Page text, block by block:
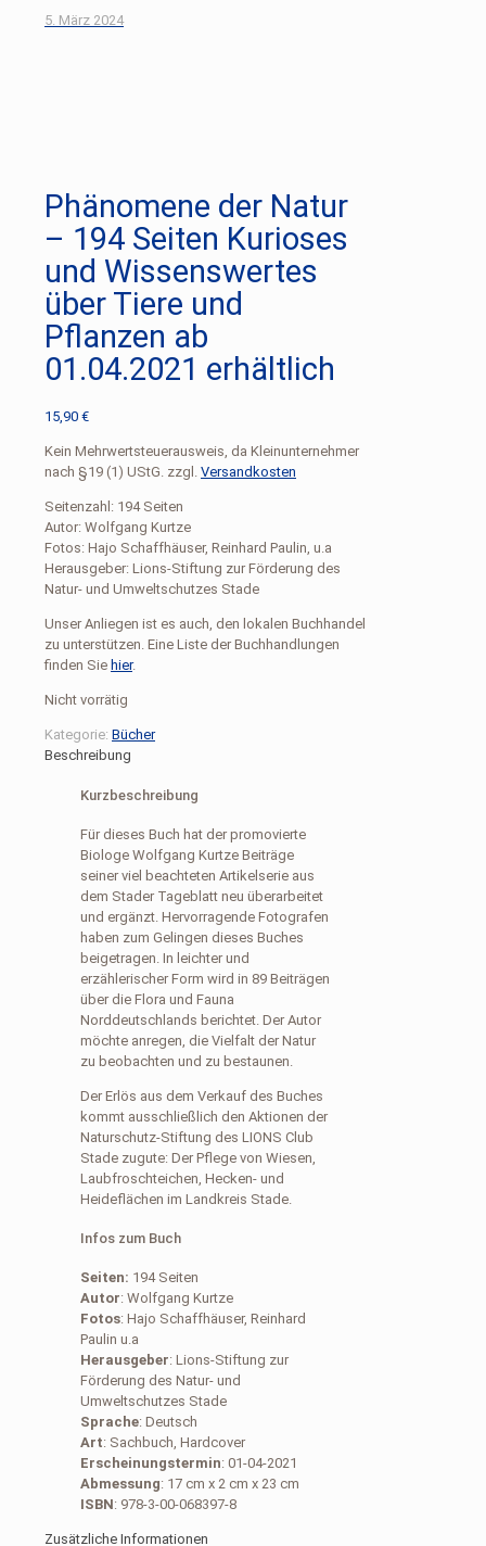
5. März 2024
Phänomene der Natur
– 194 Seiten Kurioses
und Wissenswertes
über Tiere und
Pflanzen ab
01.04.2021 erhältlich
15,90 €
Kein Mehrwertsteuerausweis, da Kleinunternehmer
nach §19 (1) UStG. zzgl. Versandkosten
Seitenzahl: 194 Seiten
Autor: Wolfgang Kurtze
Fotos: Hajo Schaffhäuser, Reinhard Paulin, u.a
Herausgeber: Lions-Stiftung zur Förderung des
Natur- und Umweltschutzes Stade
Unser Anliegen ist es auch, den lokalen Buchhandel
zu unterstützen. Eine Liste der Buchhandlungen
finden Sie hier.
Nicht vorrätig
Kategorie: Bücher
Beschreibung
Kurzbeschreibung
Für dieses Buch hat der promovierte
Biologe Wolfgang Kurtze Beiträge
seiner viel beachteten Artikelserie aus
dem Stader Tageblatt neu überarbeitet
und ergänzt. Hervorragende Fotografen
haben zum Gelingen dieses Buches
beigetragen. In leichter und
erzählerischer Form wird in 89 Beiträgen
über die Flora und Fauna
Norddeutschlands berichtet. Der Autor
möchte anregen, die Vielfalt der Natur
zu beobachten und zu bestaunen.
Der Erlös aus dem Verkauf des Buches
kommt ausschließlich den Aktionen der
Naturschutz-Stiftung des LIONS Club
Stade zugute: Der Pflege von Wiesen,
Laubfroschteichen, Hecken- und
Heideflächen im Landkreis Stade.
Infos zum Buch
Seiten: 194 Seiten
Autor: Wolfgang Kurtze
Fotos: Hajo Schaffhäuser, Reinhard
Paulin u.a
Herausgeber: Lions-Stiftung zur
Förderung des Natur- und
Umweltschutzes Stade
Sprache: Deutsch
Art: Sachbuch, Hardcover
Erscheinungstermin: 01-04-2021
Abmessung: 17 cm x 2 cm x 23 cm
ISBN: 978-3-00-068397-8
Zusätzliche Informationen